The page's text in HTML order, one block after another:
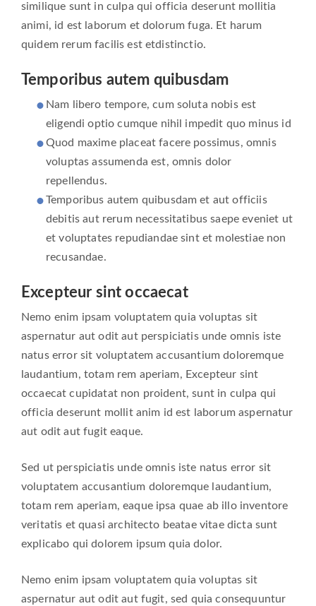
similique sunt in culpa qui officia deserunt mollitia
animi, id est laborum et dolorum fuga. Et harum
quidem rerum facilis est etdistinctio.
Temporibus autem quibusdam
Nam libero tempore, cum soluta nobis est
eligendi optio cumque nihil impedit quo minus id
Quod maxime placeat facere possimus, omnis
voluptas assumenda est, omnis dolor
repellendus.
Temporibus autem quibusdam et aut officiis
debitis aut rerum necessitatibus saepe eveniet ut
et voluptates repudiandae sint et molestiae non
recusandae.
Excepteur sint occaecat
Nemo enim ipsam voluptatem quia voluptas sit
aspernatur aut odit aut perspiciatis unde omnis iste
natus error sit voluptatem accusantium doloremque
laudantium, totam rem aperiam, Excepteur sint
occaecat cupidatat non proident, sunt in culpa qui
officia deserunt mollit anim id est laborum aspernatur
aut odit aut fugit eaque.
Sed ut perspiciatis unde omnis iste natus error sit
voluptatem accusantium doloremque laudantium,
totam rem aperiam, eaque ipsa quae ab illo inventore
veritatis et quasi architecto beatae vitae dicta sunt
explicabo qui dolorem ipsum quia dolor.
Nemo enim ipsam voluptatem quia voluptas sit
aspernatur aut odit aut fugit, sed quia consequuntur